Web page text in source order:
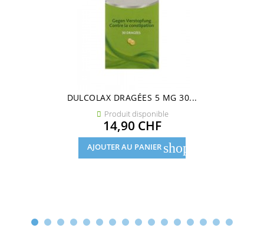
DULCOLAX DRAGÉES 5 MG 30...
 Produit disponible
Prix
14,90 CHF
AJOUTER AU PANIER shopping_cart